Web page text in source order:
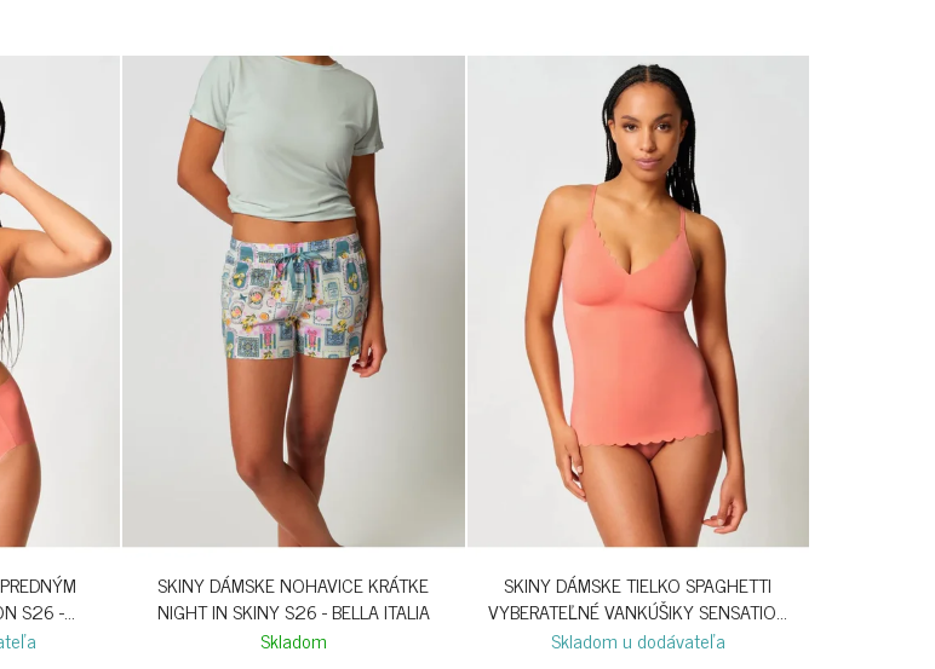
S26 -
SKINY DÁMSKE NOHAVICE KRÁTKE
NIGHT IN SKINY S26 - BELLA ITALIA
Skladom
SKINY DÁMSKE TIELKO SPAGHETTI
VYBERATEĽNÉ VANKÚŠIKY SENSATION
S26 - CRABAPPLE
Skladom u dodávateľa